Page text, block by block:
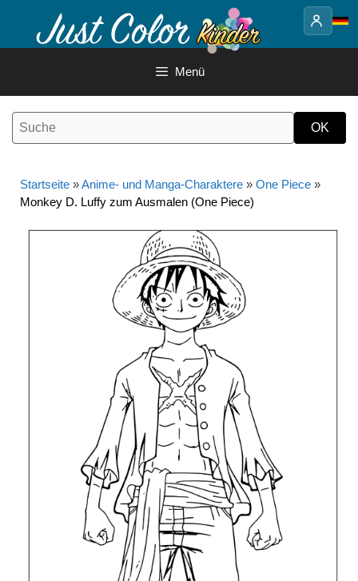
Inhalt
Menü
Startseite »Anime- und Manga-Charaktere » One Piece »
Monkey D. Luffy zum Ausmalen (One Piece)